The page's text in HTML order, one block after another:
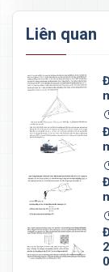
Liên quan